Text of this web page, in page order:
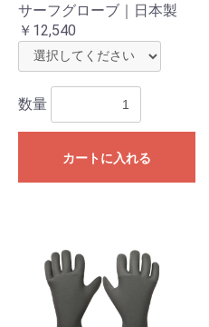
サーフグローブ｜日本製
￥12,540
数量
カートに入れる